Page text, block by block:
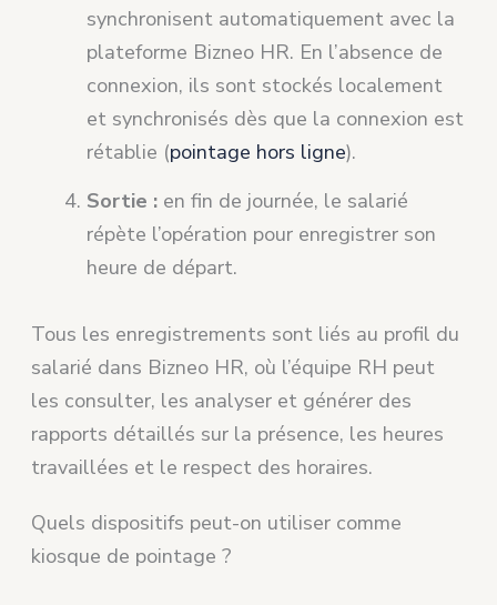
synchronisent automatiquement avec la
plateforme Bizneo HR. En l’absence de
connexion, ils sont stockés localement
et synchronisés dès que la connexion est
rétablie (pointage hors ligne).
Sortie : en fin de journée, le salarié
répète l’opération pour enregistrer son
heure de départ.
Tous les enregistrements sont liés au profil du
salarié dans Bizneo HR, où l’équipe RH peut
les consulter, les analyser et générer des
rapports détaillés sur la présence, les heures
travaillées et le respect des horaires.
Quels dispositifs peut-on utiliser comme
kiosque de pointage ?